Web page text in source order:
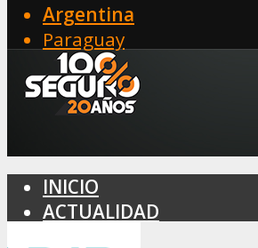
Argentina
Paraguay
INICIO
ACTUALIDAD